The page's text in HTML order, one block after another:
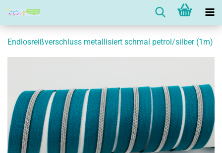
Endlosreißverschluss metallisiert schmal petrol/silber (1m)